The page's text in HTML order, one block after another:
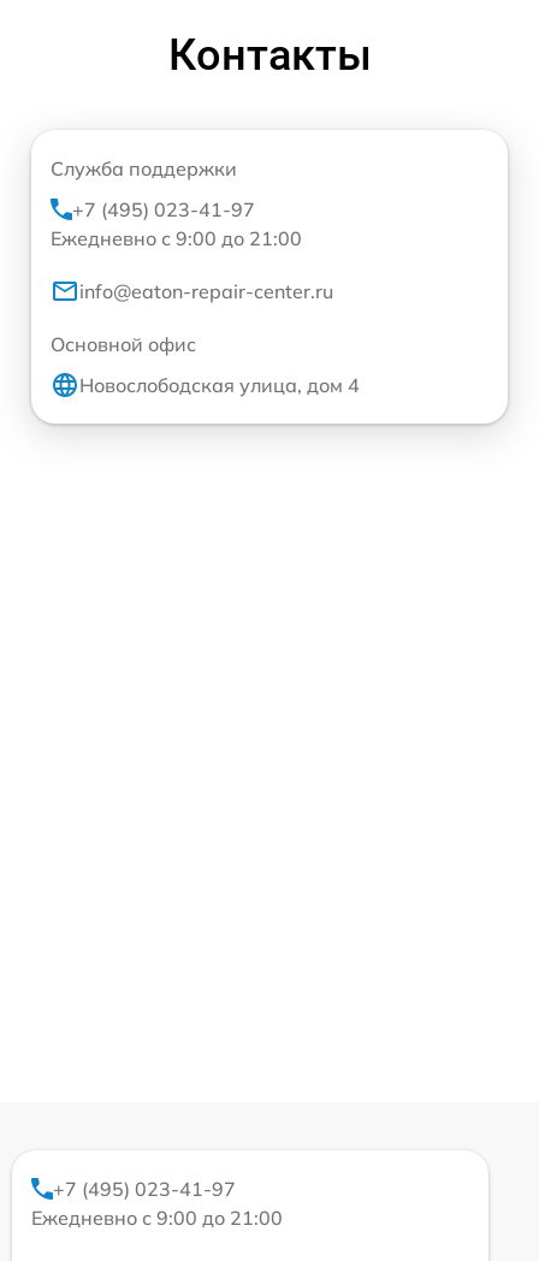
Контакты
Служба поддержки
+7 (495) 023-41-97
Ежедневно с 9:00 до 21:00
info@eaton-repair-center.ru
Основной офис
Новослободская улица, дом 4
+7 (495) 023-41-97
Ежедневно с 9:00 до 21:00